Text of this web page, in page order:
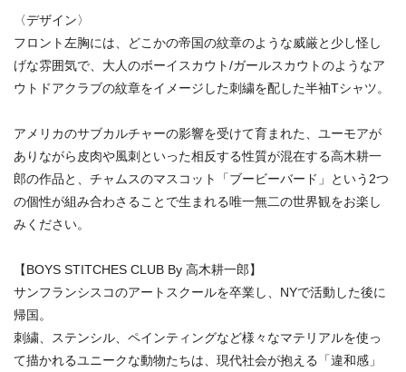
〈デザイン〉
フロント左胸には、どこかの帝国の紋章のような威厳と少し怪し
げな雰囲気で、大人のボーイスカウト/ガールスカウトのようなア
ウトドアクラブの紋章をイメージした刺繍を配した半袖Tシャツ。
アメリカのサブカルチャーの影響を受けて育まれた、ユーモアが
ありながら皮肉や風刺といった相反する性質が混在する高木耕一
郎の作品と、チャムスのマスコット「ブービーバード」という2つ
の個性が組み合わさることで生まれる唯一無二の世界観をお楽し
みください。
【BOYS STITCHES CLUB By 高木耕一郎】
サンフランシスコのアートスクールを卒業し、NYで活動した後に
帰国。
刺繍、ステンシル、ペインティングなど様々なマテリアルを使っ
て描かれるユニークな動物たちは、現代社会が抱える「違和感」